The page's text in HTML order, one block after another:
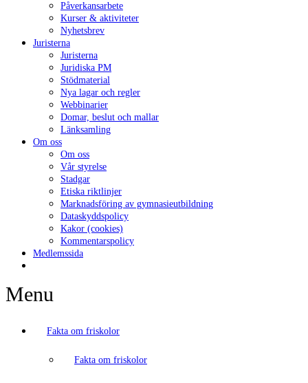
Påverkansarbete
Kurser & aktiviteter
Nyhetsbrev
Juristerna
Juristerna
Juridiska PM
Stödmaterial
Nya lagar och regler
Webbinarier
Domar, beslut och mallar
Länksamling
Om oss
Om oss
Vår styrelse
Stadgar
Etiska riktlinjer
Marknadsföring av gymnasieutbildning
Dataskyddspolicy
Kakor (cookies)
Kommentarspolicy
Medlemssida
Menu
Fakta om friskolor
Fakta om friskolor